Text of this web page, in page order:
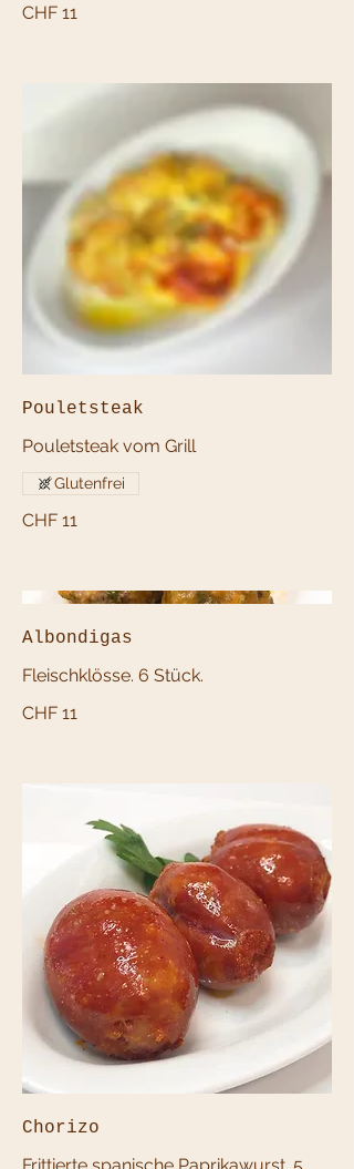
CHF 11
Pouletsteak
Pouletsteak vom Grill
CHF 11
Glutenfrei
Albondigas
Fleischklösse. 6 Stück.
CHF 11
Chorizo